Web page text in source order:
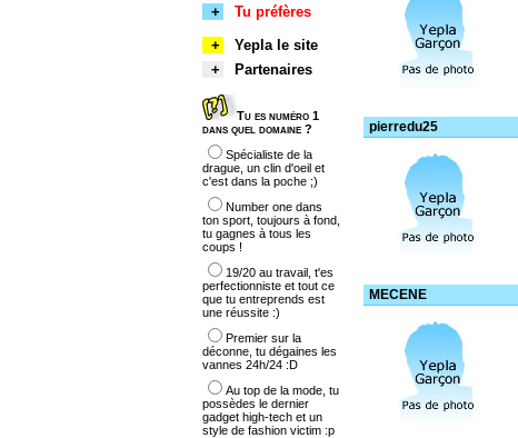
pierredu25
MECENE
+
Tu préfères
+
Yepla le site
+
Partenaires
Tu es numéro 1
dans quel domaine ?
Spécialiste de la
drague, un clin d'oeil et
c'est dans la poche ;)
Number one dans
ton sport, toujours à fond,
tu gagnes à tous les
coups !
19/20 au travail, t'es
perfectionniste et tout ce
que tu entreprends est
une réussite :)
Premier sur la
déconne, tu dégaines les
vannes 24h/24 :D
Au top de la mode, tu
possèdes le dernier
gadget high-tech et un
style de fashion victim :p